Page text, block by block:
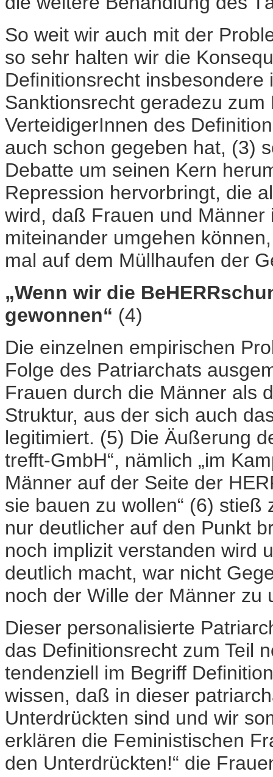
So weit wir auch mit der
so sehr halten wir die
Definitionsrecht
Sanktionsrecht geradezu
VerteidigerInnen des
auch schon gegeben hat, (3)
Debatte um seinen Kern
Repression hervorbringt, die
wird, daß Frauen und
miteinander umgehen
mal auf dem Müllhaufen der
„Wenn wir die
gewonnen“ (4)
Die einzelnen empirischen
Folge des Patriarchats
Frauen durch die Männer als
Struktur, aus der sich auch
legitimiert. (5) Die Äußerung
trefft-GmbH“, nämlich „im
Männer auf der Seite der
sie bauen zu wollen“ (6)
nur deutlicher auf den Punkt
noch implizit verstanden wird
deutlich macht, war nicht
noch der Wille der Männer zu
Dieser personalisierte
das Definitionsrecht zum Teil
tendenziell im Begriff
wissen, daß in dieser
Unterdrückten sind und wir
erklären die Feministischen
den Unterdrückten!“ die